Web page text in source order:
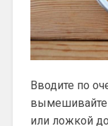
Вводите по
вымешивайте
или ложкой